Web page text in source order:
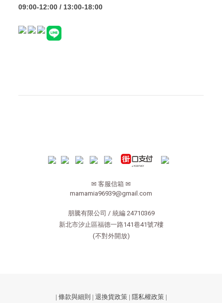
09:00-12:00 / 13:00-18:00
✉ 客服信箱 ✉
mamamia96939@gmail.com
朋騰有限公司 / 統編 24710369
新北市汐止區福德一路141巷41號7樓
(不對外開放)
| 條款與細則 | 退換貨政策| 隱私權政策|